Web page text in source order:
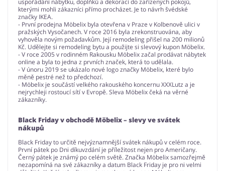
kterými mohli zákazníci přímo procházet. Je to návrh švédské
značky IKEA.
- První prodejna Möbelix byla otevřena v Praze v Kolbenově ulici v
pražských Vysočanech. V roce 2016 byla zrekonstruována, aby
vyhověla novým požadavkům. Její remodeling přišel na 200 milionů
Kč. Udělejte si remodeling bytu a použijte si slevový kupon Möbelix.
- V roce 2005 v rodinném Rakousku Möbelix začal prodávat nábytek
online a byla to jedna z prvních značek, která to udělala.
- V únoru 2019 se ukázalo nové logo značky Möbelix, které bylo
měně pestré než to předchozí.
- Möbelix je součástí velkého rakouského koncernu XXXLutz a je
nejrychleji rostoucí sítí v Evropě. Sleva Möbelix čeká na věrné
zákazníky.
Black Friday v obchodě Möbelix – slevy ve svátek
nákupů
Black Friday to určitě nejvýznamnější svátek nákupů v celém roce.
První pátek po Dni díkuvzdání je příležitost nejen pro Američany.
Černý pátek je známý po celém světě. Značka Möbelix samozřejmě
nezapomíná na své zákazníky a datum Black Friday je pro ni velmi